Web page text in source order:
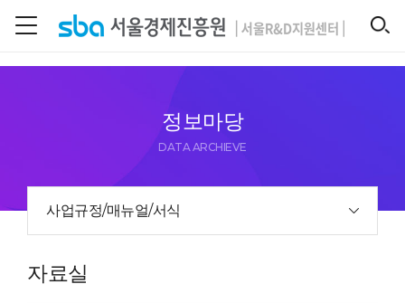
정보마당
DATA ARCHIEVE
사업규정/매뉴얼/서식
자료실